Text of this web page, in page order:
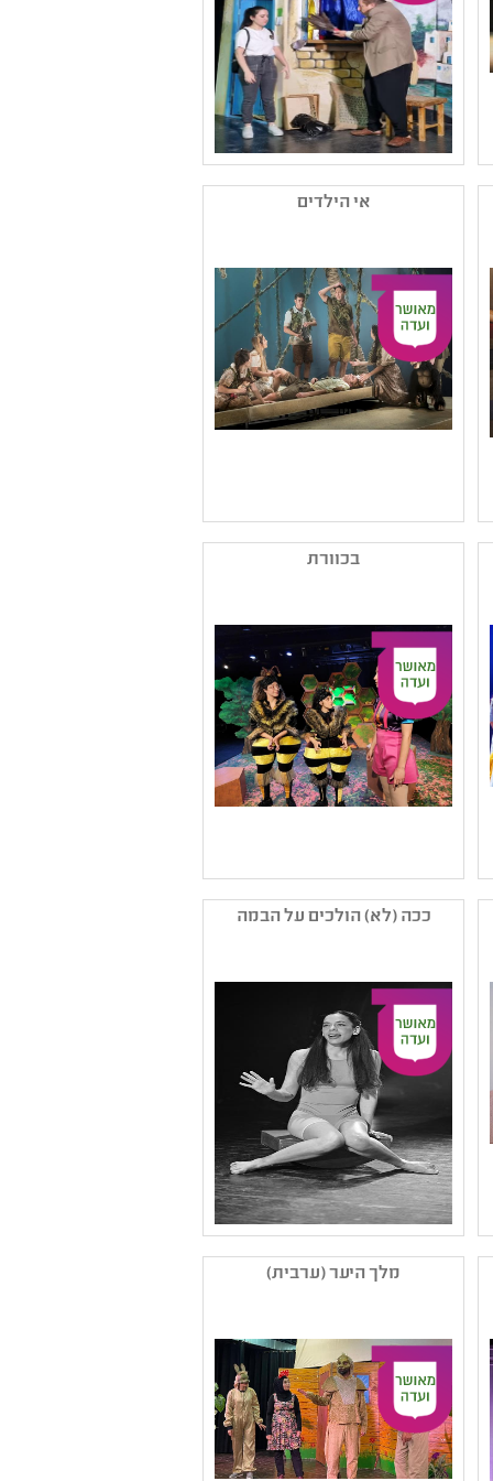
קטגוריה: בשפה הערבית
וסובלנות ,אלימות
אי הילדים
קטגוריה: מחזאות ישראלית
,עיבוד ליצירה ספרותית
,סבלנות וסובלנות ,יחסים
בכוורת
ליוצרים בנמל יפו
קטגוריה: תיאטרון ילדים
נושאים: חוויות אישיות
,קיימות ,סבלנות וסובלנות
,מקום
ככה (לא) הולכים על הבמה
קטגוריה: תיאטרון נוער
,הצגת יחיד
,סבלנות וסובלנות ,שילוב
וצרכים מיוחדים
מלך היער (ערבית)